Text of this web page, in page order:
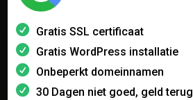
Gratis SSL certificaat
Gratis WordPress installatie
Onbeperkt domeinnamen
30 Dagen niet goed, geld terug